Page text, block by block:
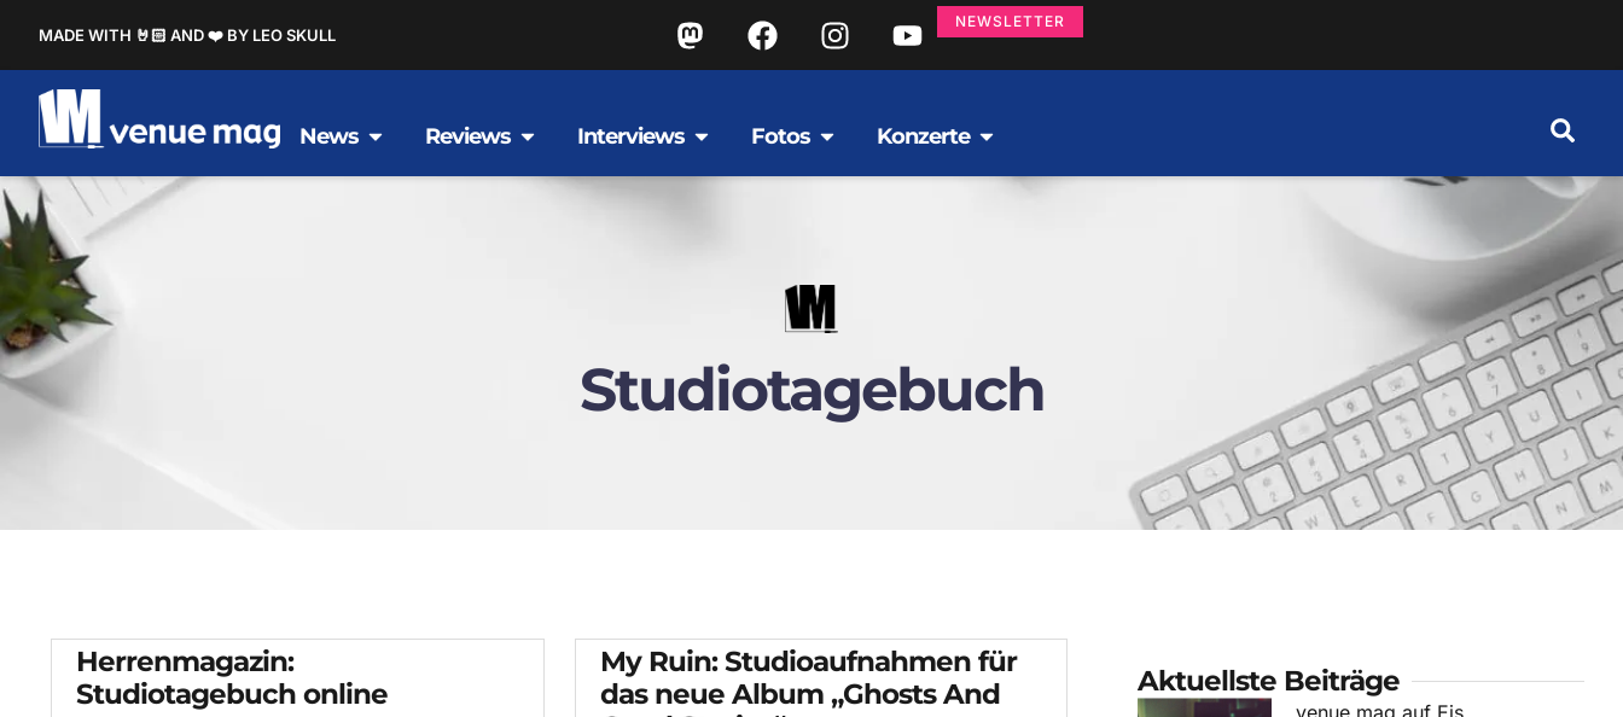
MADE WITH 🤘🏻 AND ❤️ BY LEO SKULL
NEWSLETTER
News Reviews Interviews Fotos Konzerte
Studiotagebuch
Herrenmagazin:
Studiotagebuch online
My Ruin: Studioaufnahmen für
das neue Album „Ghosts And
Aktuellste Beiträge